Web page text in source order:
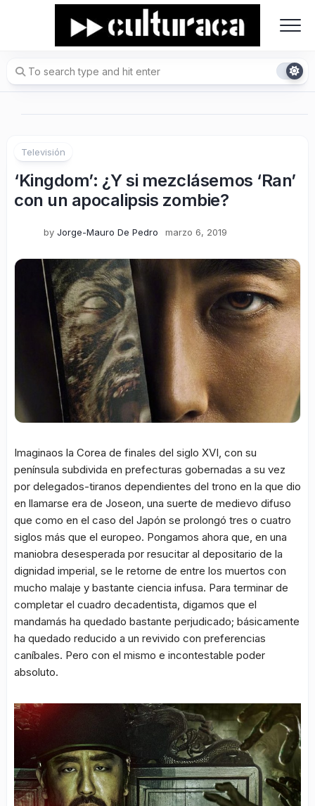
Televisión
‘Kingdom’: ¿Y si mezclásemos ‘Ran’
con un apocalipsis zombie?
by Jorge-Mauro De Pedro marzo 6, 2019
Imaginaos la Corea de finales del siglo XVI, con su
península subdivida en prefecturas gobernadas a su vez
por delegados-tiranos dependientes del trono en la que dio
en llamarse era de Joseon, una suerte de medievo difuso
que como en el caso del Japón se prolongó tres o cuatro
siglos más que el europeo. Pongamos ahora que, en una
maniobra desesperada por resucitar al depositario de la
dignidad imperial, se le retorne de entre los muertos con
mucho malaje y bastante ciencia infusa. Para terminar de
completar el cuadro decadentista, digamos que el
mandamás ha quedado bastante perjudicado; básicamente
ha quedado reducido a un revivido con preferencias
caníbales. Pero con el mismo e incontestable poder
absoluto.